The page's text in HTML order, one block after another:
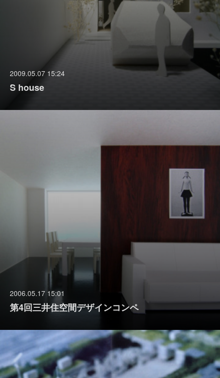
2009.05.07 15:24
S house
2006.05.17 15:01
第4回三井住空間デザインコンペ